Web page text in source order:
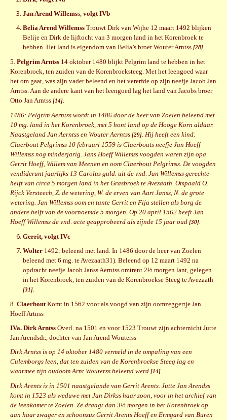
Jan Arend Willemss, volgt IVb
Belia Arend Willemss Trouwt Dirk van Wijhe 12 maart 1492 blijken
Belije en Dirk de lijftocht van 3 morgen land in het Korenbroek te
hebben. Het land is eigendom van Belia’s broer Wouter Arntss [28].
5. Pelgrim Arntss 14 oktober 1480 blijkt Pelgrim land te hebben in het
Korenbroek, ten zuiden van de Korenbroeksteeg. Met het leengoed waar
het om gaat, was zijn vader beleend en het vererfde op zijn neefje Jacob Jan
Arntss. Aan de andere kant van het leengoed lag het land van Jacobs broer
Otto Jan Arntss [14].
1486: Pelgrim Aerntss wordt in 1486 door de heer van Zoelen beleend met
10 mg. land in het Korenbroek, met 5 hont land op de Hooge Korn aldaar.
Naastgeland Jan Aerntss en Wouter Aerntss [29]. Hij heeft een kind:
Claerbout Pelgrimss 10 februari 1559 is Claerbouts neefje Jan Hoeff
Willemss nog minderjarig. Jans Hoeff Willemss voogden waren zijn opa
Gerrit Hoeff, Willem van Meenen en oom Claerbout Pelgrimss. De voogden
vendiderunt jaarlijks 13 Carolus guld. uit de vnd. Jan Willemss gerechte
helft van circa 5 morgen land in het Grasbroek te Avezaath. Ompaald O.
Rijck Versteech, Z. de wetering, W. de erven van Aart Janss, N. de grote
wetering. Jan Willemss oom en tante Gerrit en Fija stellen als borg de
andere helft van de voornoemde 5 morgen. Op 20 april 1562 heeft Jan
Hoeff Willemss de vnd. acte geapprobeerd als zijnde 15 jaar oud [30].
Gerrit, volgt IVc
Wolter 1492: beleend met land. In 1486 door de heer van Zoelen
beleend met 6 mg. te Avezaath31). Beleend op 12 maart 1492 na
opdracht neefje Jacob Janss Aerntss omtrent 2½ morgen lant, gelegen
in het Korenbroek, ten zuiden van de Korenbroekse Steeg te Avezaath
[31].
8. ClaerboutKomt in 1562 voor als voogd van zijn oomzeggertje Jan
Hoeff Artnss
IVa. Dirk Arntss Overl. na 1501 en voor 1523 Trouwt zijn achternicht Jutte
Jan Arendsdr., dochter van Jan Arend Wouterss
Dirk Arntss is op 14 oktober 1480 vermeld in de ompaling van een
Culemborgs leen, dat ten zuiden van de Korenbroekse Steeg lag en
waarmee zijn oudoom Arnt Wouterss beleend werd [14].
Dirk Arents is in 1501 naastgelande van Gerrit Arents. Jutte Jan Arendss
komt in 1523 als weduwe met Jan Dirkss haar zoon, voor in het archief van
de leenkamer te Zoelen. Ze draagt dan 3½ morgen in het Korenbroek op
aan haar zwager en schoonzus Gerrit Arents Hoeff en Ermgard van Buren